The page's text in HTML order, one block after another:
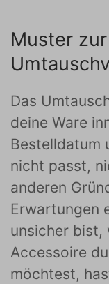
Muster
Das
deine Ware
Bestelldatum
nicht passt,
anderen
Erwartungen
unsicher bist,
Accessoire
möchtest,